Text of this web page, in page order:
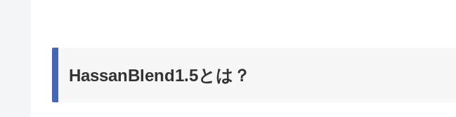
HassanBlend1.5とは？